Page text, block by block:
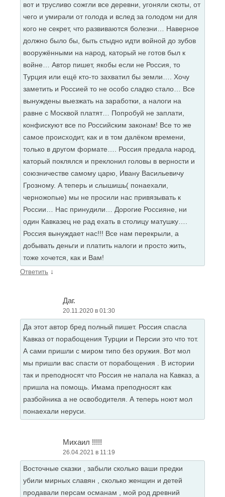
вот и трусливо сожгли все деревни, угоняли скоты, от
чего и умирали от голода и вслед за голодом ни для
кого не секрет, что развиваются болезни… Наверное
должно было бы, быть стыдно идти войной до зубов
вооружёнными на народ, каторый не готов был к
войне… Автор пишет, якобы если не Россия, то
Турция или ещё кто-то захватил бы земли…. Хочу
заметить и Россией то не особо сладко стало… Все
вынуждены выезжать на заработки, а налоги на
равне с Москвой платят… Попробуй не заплати,
конфискуют все по Российским законам! Все то же
самое происходит, как и в том далёком времени,
только в другом формате…. Россия предала народ,
каторый поклялся и преклонил головы в верности и
союзничестве самому царю, Ивану Васильевичу
Грозному. А теперь и слышишь( понаехали,
черножопые) мы не просили нас привязывать к
России… Нас принудили… Дорогие Россияне, ни
один Кавказец не рад ехать в столицу матушку….
Россия вынуждает нас!!! Все нам перекрыли, а
добывать деньги и платить налоги и просто жить,
тоже хочется, как и Вам!
Ответить ↓
Даг.
20.11.2020 в 01:30
Да этот автор бред полный пишет. Россия спасла
Кавказ от порабощения Турции и Персии это что тот.
А сами пришли с миром типо без оружия. Вот мол
мы пришли вас спасти от порабощения . В истории
так и преподносят что Россия не напала на Кавказ, а
пришла на помощь. Имама преподносят как
разбойника а не освободителя. А теперь ноют мол
понаехали неруси.
Михаил !!!!!
26.04.2021 в 11:19
Восточные сказки , забыли сколько ваши предки
убили мирных славян , сколько женщин и детей
продавали персам османам , мой род древний